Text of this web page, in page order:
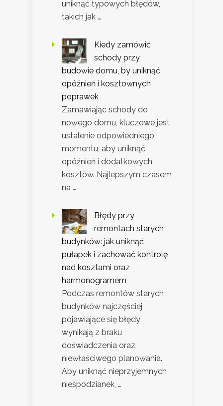
uniknąć typowych błędów,
takich jak …
Kiedy zamówić
schody przy
budowie domu, by uniknąć
opóźnień i kosztownych
poprawek
Zamawiając schody do
nowego domu, kluczowe jest
ustalenie odpowiedniego
momentu, aby uniknąć
opóźnień i dodatkowych
kosztów. Najlepszym czasem
na …
Błędy przy
remontach starych
budynków: jak uniknąć
pułapek i zachować kontrolę
nad kosztami oraz
harmonogramem
Podczas remontów starych
budynków najczęściej
pojawiające się błędy
wynikają z braku
doświadczenia oraz
niewłaściwego planowania.
Aby uniknąć nieprzyjemnych
niespodzianek, …